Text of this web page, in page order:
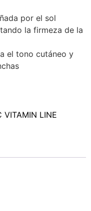
por el sol
la firmeza de la
el tono cutáneo y
VITAMIN LINE